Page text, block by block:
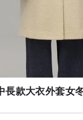
款大衣外套女